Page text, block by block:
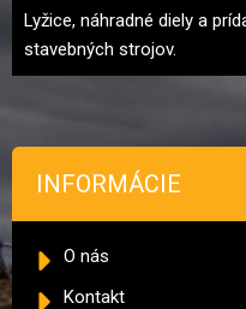
Lyžice, náhradné diely a
stavebných strojov.
INFORMÁCIE
O nás
Kontakt